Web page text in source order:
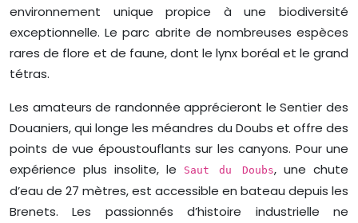
environnement unique propice à une biodiversité
exceptionnelle. Le parc abrite de nombreuses espèces
rares de flore et de faune, dont le lynx boréal et le grand
tétras.
Les amateurs de randonnée apprécieront le Sentier des
Douaniers, qui longe les méandres du Doubs et offre des
points de vue époustouflants sur les canyons. Pour une
expérience plus insolite, le
Saut du Doubs, une chute
d’eau de 27 mètres, est accessible en bateau depuis les
Brenets. Les passionnés d’histoire industrielle ne